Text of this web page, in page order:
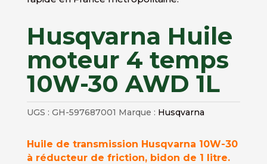
Husqvarna Huile
moteur 4 temps
10W-30 AWD 1L
UGS : GH-597687001 Marque : Husqvarna
Huile de transmission Husqvarna 10W-30
à réducteur de friction, bidon de 1 litre.